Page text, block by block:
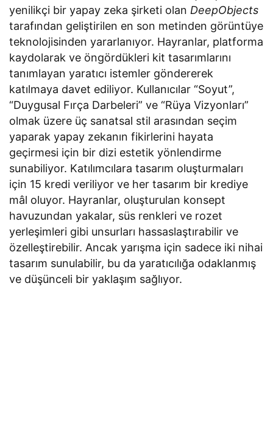
yenilikçi bir yapay zeka şirketi olan DeepObjects
tarafından geliştirilen en son metinden görüntüye
teknolojisinden yararlanıyor. Hayranlar, platforma
kaydolarak ve öngördükleri kit tasarımlarını
tanımlayan yaratıcı istemler göndererek
katılmaya davet ediliyor. Kullanıcılar “Soyut”,
“Duygusal Fırça Darbeleri” ve “Rüya Vizyonları”
olmak üzere üç sanatsal stil arasından seçim
yaparak yapay zekanın fikirlerini hayata
geçirmesi için bir dizi estetik yönlendirme
sunabiliyor. Katılımcılara tasarım oluşturmaları
için 15 kredi veriliyor ve her tasarım bir krediye
mâl oluyor. Hayranlar, oluşturulan konsept
havuzundan yakalar, süs renkleri ve rozet
yerleşimleri gibi unsurları hassaslaştırabilir ve
özelleştirebilir. Ancak yarışma için sadece iki nihai
tasarım sunulabilir, bu da yaratıcılığa odaklanmış
ve düşünceli bir yaklaşım sağlıyor.